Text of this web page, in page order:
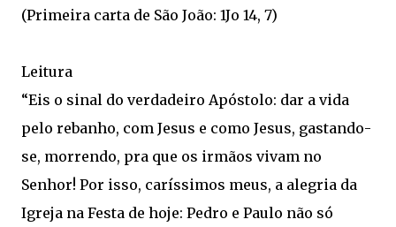
(Primeira carta de São João: 1Jo 14, 7)
Leitura
“Eis o sinal do verdadeiro Apóstolo: dar a vida
pelo rebanho, com Jesus e como Jesus, gastando-
se, morrendo, pra que os irmãos vivam no
Senhor! Por isso, caríssimos meus, a alegria da
Igreja na Festa de hoje: Pedro e Paulo não só